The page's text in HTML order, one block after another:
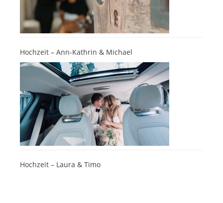
Hochzeit – Ann-Kathrin & Michael
Hochzeit – Laura & Timo